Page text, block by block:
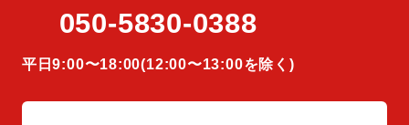
050-5830-0388
平⽇9:00〜18:00(12:00〜13:00を除く)